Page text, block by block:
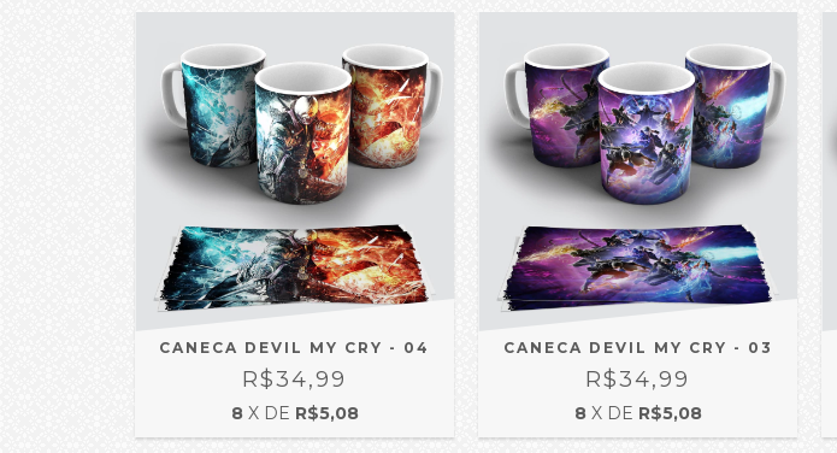
CANECA DEVIL MY CRY - 04
R$34,99
8 X DE R$5,08
CANECA DEVIL MY CRY - 03
R$34,99
8 X DE R$5,08